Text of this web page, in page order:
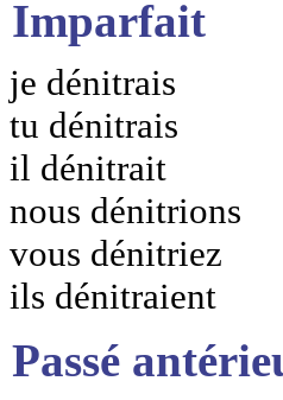
Imparfait
je dénitrais
tu dénitrais
il dénitrait
nous dénitrions
vous dénitriez
ils dénitraient
Passé